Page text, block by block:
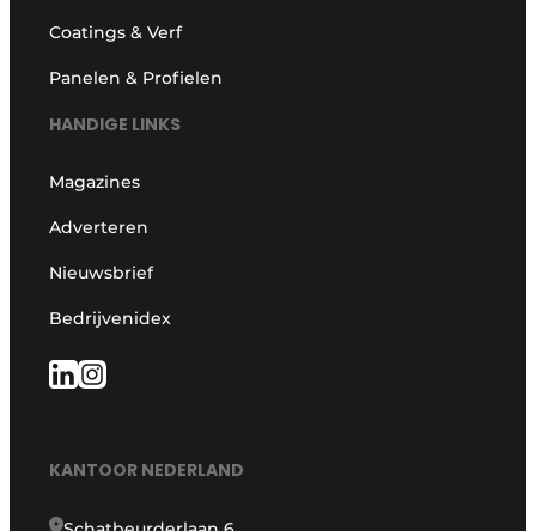
Coatings & Verf
Panelen & Profielen
HANDIGE LINKS
Magazines
Adverteren
Nieuwsbrief
Bedrijvenidex
KANTOOR NEDERLAND